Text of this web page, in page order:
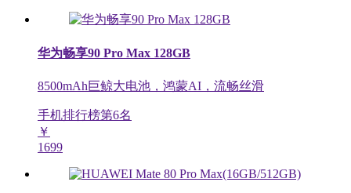
华为畅享90 Pro Max 128GB
8500mAh巨鲸大电池，鸿蒙AI，流畅丝滑
手机排行榜第6名
￥
1699